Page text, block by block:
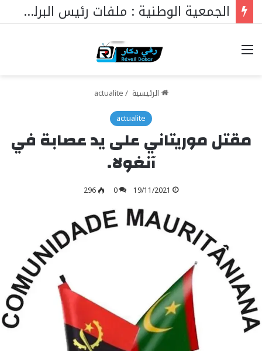
الجمعية الوطنية : ملفات رئيس البرلمان التي ستغير كل شيء
خيارات
الرئيسية /
actualite
actualite
مقتل موريتاني على يد عصابة في
آنغولا.
19/11/2021
0
296